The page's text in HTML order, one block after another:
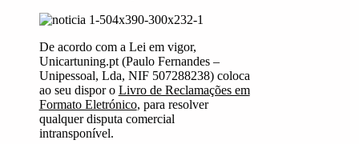
De acordo com a Lei em vigor,
Unicartuning.pt (Paulo Fernandes –
Unipessoal, Lda, NIF 507288238) coloca
ao seu dispor o Livro de Reclamações em
Formato Eletrónico, para resolver
qualquer disputa comercial
intransponível.